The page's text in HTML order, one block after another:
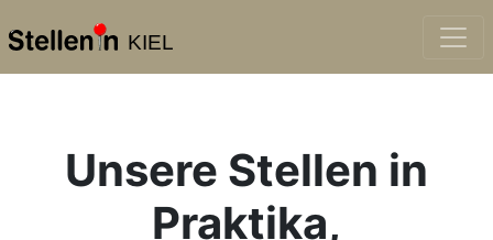
KIEL
Unsere Stellen in
Praktika,